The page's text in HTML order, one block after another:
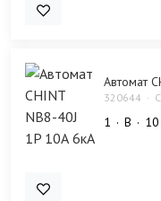
Автомат
320644
1 B